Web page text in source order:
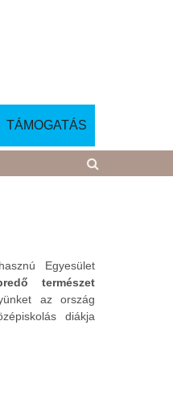
TÁMOGATÁS
Egyesület
természet
az ország
diákja